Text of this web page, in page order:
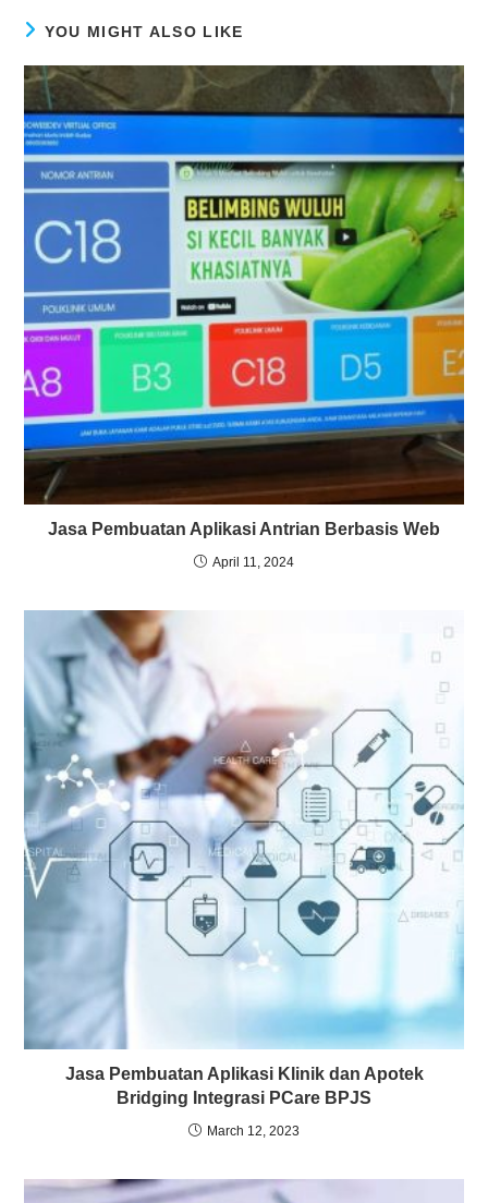
YOU MIGHT ALSO LIKE
Jasa Pembuatan Aplikasi Antrian Berbasis Web
April 11, 2024
Jasa Pembuatan Aplikasi Klinik dan Apotek
Bridging Integrasi PCare BPJS
March 12, 2023